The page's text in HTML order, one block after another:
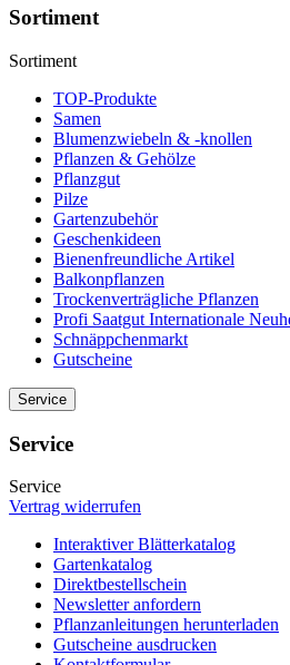
Sortiment
Sortiment
TOP-Produkte
Samen
Blumenzwiebeln & -knollen
Pflanzen & Gehölze
Pflanzgut
Pilze
Gartenzubehör
Geschenkideen
Bienenfreundliche Artikel
Balkonpflanzen
Trockenverträgliche Pflanzen
Profi Saatgut Internationale
Schnäppchenmarkt
Gutscheine
Service
Service
Service
Vertrag widerrufen
Interaktiver Blätterkatalog
Gartenkatalog
Direktbestellschein
Newsletter anfordern
Pflanzanleitungen herunterladen
Gutscheine ausdrucken